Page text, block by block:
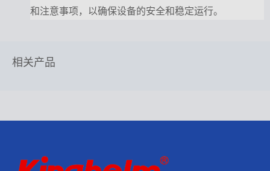
和注意事项，以确保设备的安全和稳定运行。
相关产品